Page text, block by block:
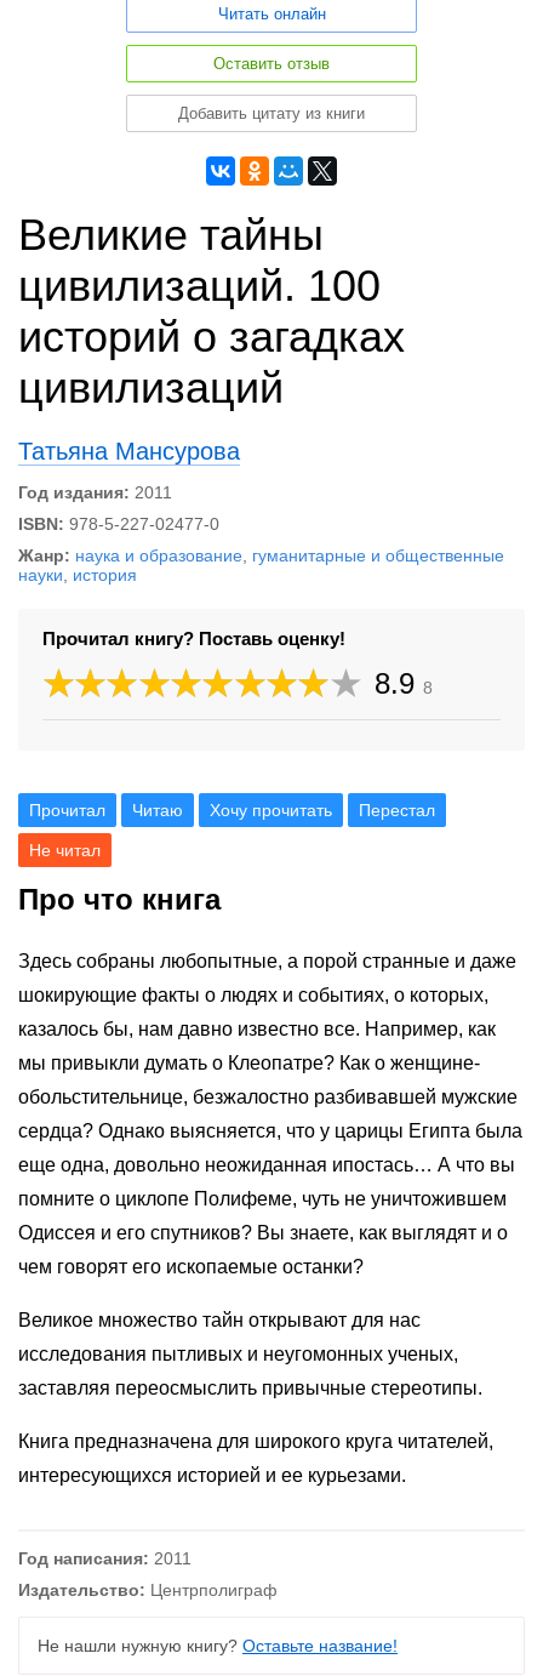
Читать онлайн
Оставить отзыв
Добавить цитату из книги
Великие тайны
цивилизаций. 100
историй о загадках
цивилизаций
Татьяна Мансурова
Год издания: 2011
ISBN: 978-5-227-02477-0
Жанр: наука и образование гуманитарные и общественные
науки
история
Прочитал книгу? Поставь оценку!
8.9 8
Прочитал Читаю Хочу прочитать Перестал
Не читал
Про что книга
Здесь собраны любопытные, а порой странные и даже
шокирующие факты о людях и событиях, о которых,
казалось бы, нам давно известно все. Например, как
мы привыкли думать о Клеопатре? Как о женщине-
обольстительнице, безжалостно разбивавшей мужские
сердца? Однако выясняется, что у царицы Египта была
еще одна, довольно неожиданная ипостась… А что вы
помните о циклопе Полифеме, чуть не уничтожившем
Одиссея и его спутников? Вы знаете, как выглядят и о
чем говорят его ископаемые останки?
Великое множество тайн открывают для нас
исследования пытливых и неугомонных ученых,
заставляя переосмыслить привычные стереотипы.
Книга предназначена для широкого круга читателей,
интересующихся историей и ее курьезами.
Год написания: 2011
Издательство: Центрполиграф
Не нашли нужную книгу? Оставьте название!